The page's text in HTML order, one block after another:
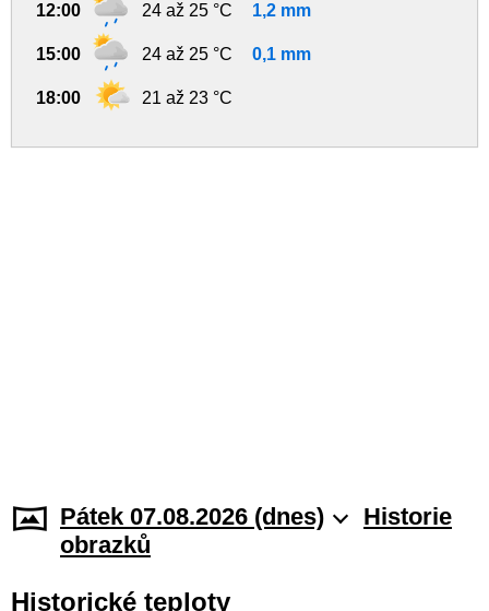
12:00 24 až 25 °C 1,2 mm
15:00 24 až 25 °C 0,1 mm
18:00 21 až 23 °C
Pátek 07.08.2026 (dnes)
Historie
obrazků
Historické teploty